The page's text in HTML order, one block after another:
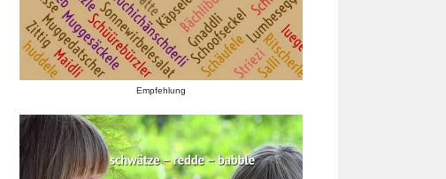
Empfehlung